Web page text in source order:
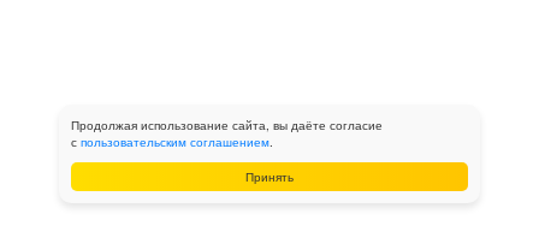
Продолжая использование сайта, вы даёте согласие
с пользовательским соглашением.
Принять